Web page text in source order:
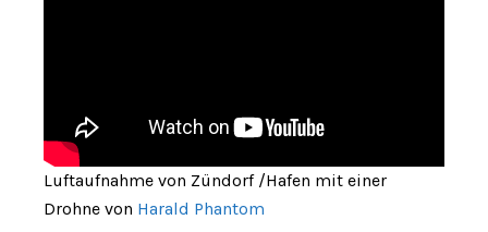
Luftaufnahme von Zündorf /Hafen mit einer
Drohne von Harald Phantom